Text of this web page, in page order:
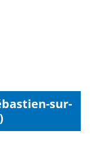
sur-